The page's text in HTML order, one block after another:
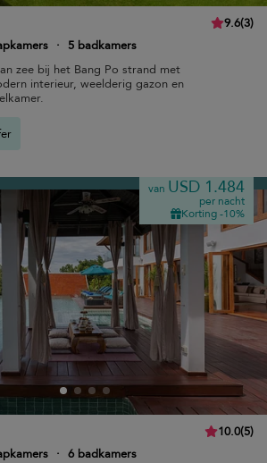
9.6(3)
·
5 badkamers
zee bij het Bang Po strand met
interieur, weelderig gazon en
van USD 1.484
per nacht
Korting -10%
10.0(5)
· 6 badkamers